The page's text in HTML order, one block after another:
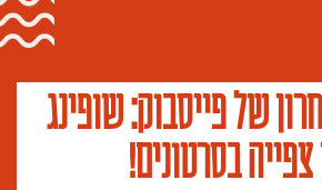
של פייסבוק: שופינג
בסרטונים!